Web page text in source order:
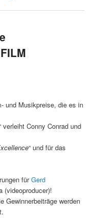
und Musikpreise, die es in
verleiht Conny Conrad und
“ und für das
fürGerd
(videoproducer)!
Gewinnerbeiträge werden